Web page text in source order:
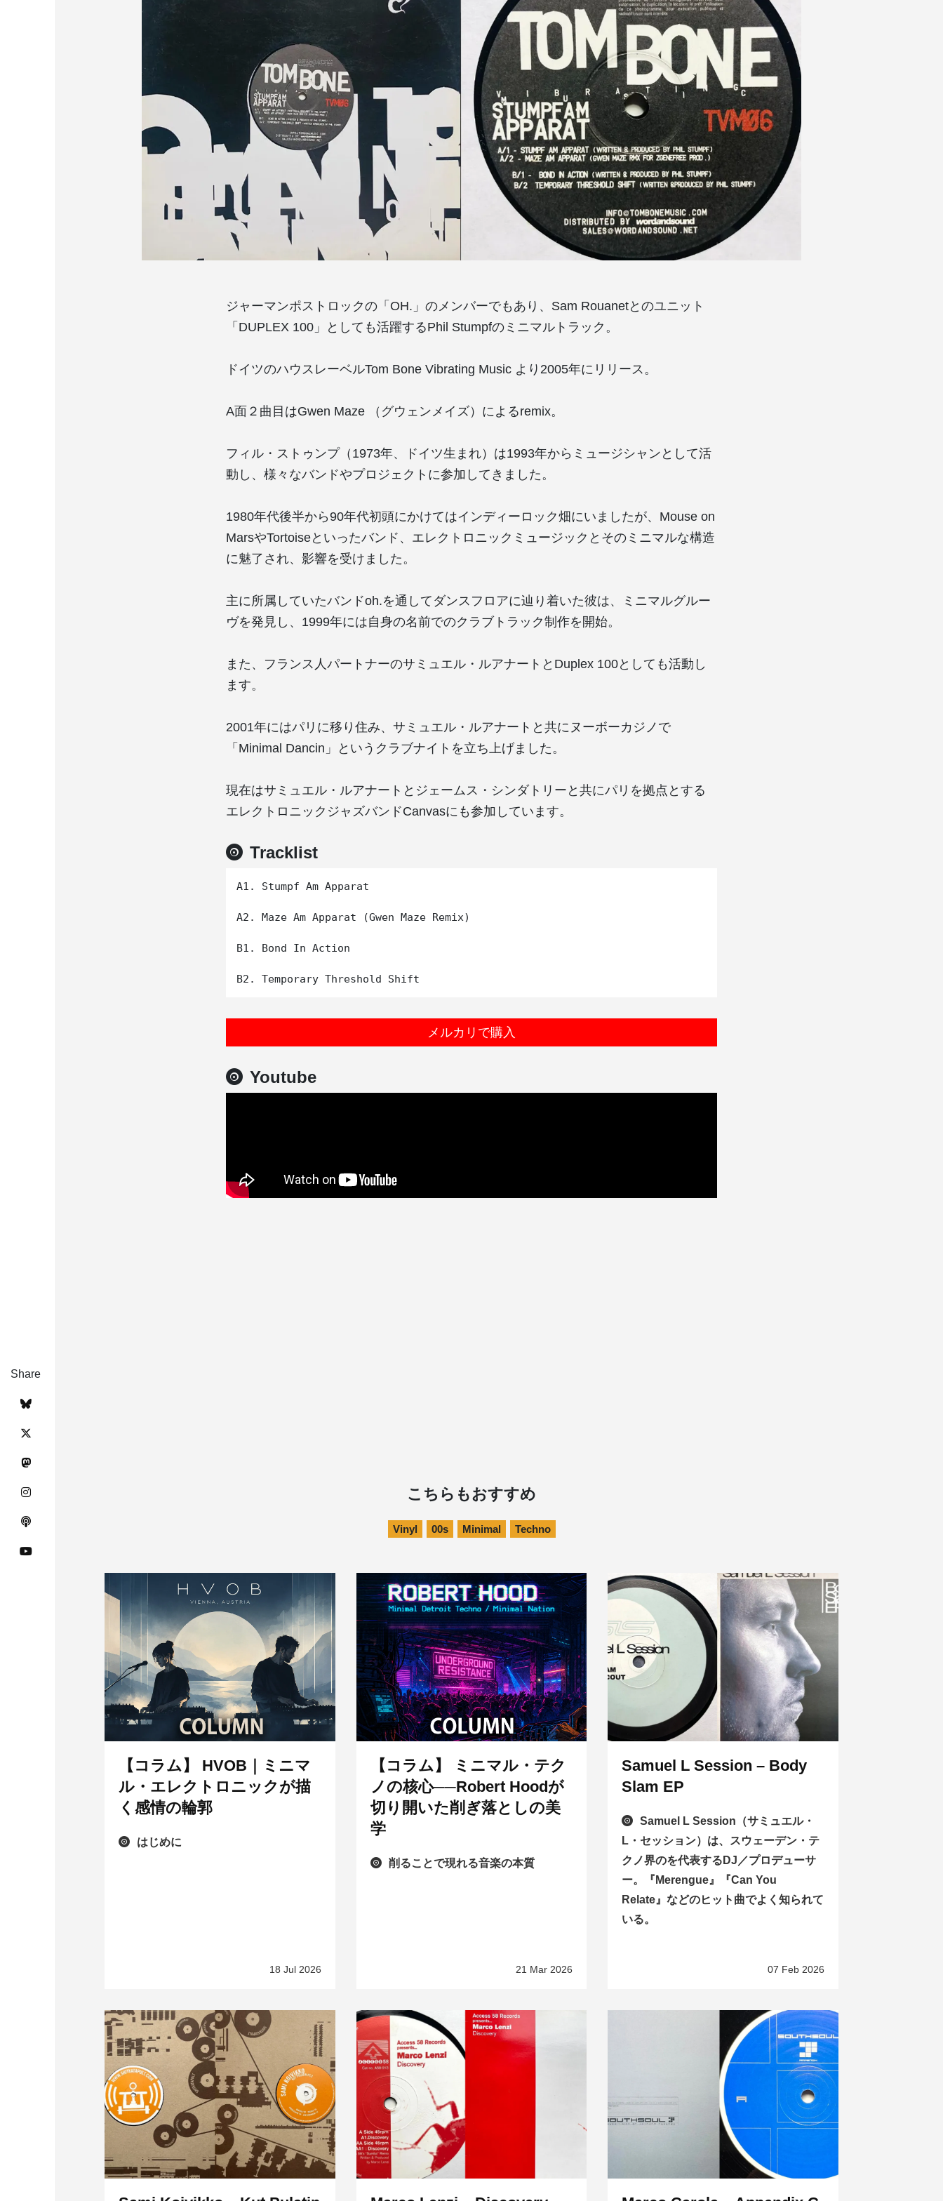
ジャーマンポストロックの「OH.」のメンバーでもあり、Sam Rouanetとのユニット
「DUPLEX 100」としても活躍するPhil Stumpfのミニマルトラック。
ドイツのハウスレーベルTom Bone Vibrating Music より2005年にリリース。
A面２曲目はGwen Maze （グウェンメイズ）によるremix。
フィル・ストゥンプ（1973年、ドイツ生まれ）は1993年からミュージシャンとして活
動し、様々なバンドやプロジェクトに参加してきました。
1980年代後半から90年代初頭にかけてはインディーロック畑にいましたが、Mouse on
MarsやTortoiseといったバンド、エレクトロニックミュージックとそのミニマルな構造
に魅了され、影響を受けました。
主に所属していたバンドoh.を通してダンスフロアに辿り着いた彼は、ミニマルグルー
ヴを発見し、1999年には自身の名前でのクラブトラック制作を開始。
また、フランス人パートナーのサミュエル・ルアナートとDuplex 100としても活動し
ます。
2001年にはパリに移り住み、サミュエル・ルアナートと共にヌーボーカジノで
「Minimal Dancin」というクラブナイトを立ち上げました。
現在はサミュエル・ルアナートとジェームス・シンダトリーと共にパリを拠点とする
エレクトロニックジャズバンドCanvasにも参加しています。
Tracklist
A1. Stumpf Am Apparat
A2. Maze Am Apparat (Gwen Maze Remix)
B1. Bond In Action
メルカリで購入
Youtube
Share
こちらもおすすめ
Vinyl 00s Minimal Techno
【コラム】 HVOB｜ミニマ
ル・エレクトロニックが描
く感情の輪郭
はじめに
18 Jul 2026
【コラム】 ミニマル・テク
ノの核心──Robert Hoodが
切り開いた削ぎ落としの美
学
削ることで現れる音楽の本質
21 Mar 2026
Samuel L Session – Body
Slam EP
Samuel L Session（サミュエル・
L・セッション）は、スウェーデン・テ
クノ界のを代表するDJ／プロデューサ
ー。『Merengue』『Can You
Relate』などのヒット曲でよく知られて
いる。
07 Feb 2026